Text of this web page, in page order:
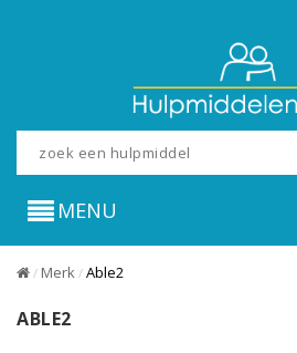
MENU
/ Merk / Able2
ABLE2